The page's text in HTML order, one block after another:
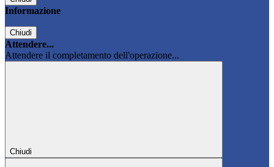
Informazione
Chiudi
Attendere...
Attendere il completamento dell'operazione...
Chiudi